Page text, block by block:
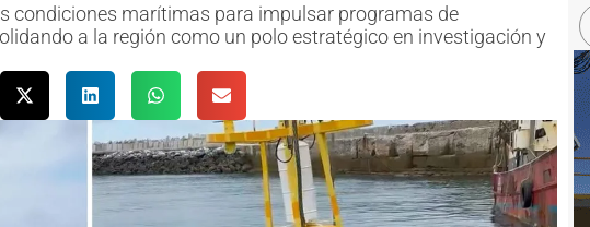
condiciones marítimas para impulsar programas de
a la región como un polo estratégico en investigación y